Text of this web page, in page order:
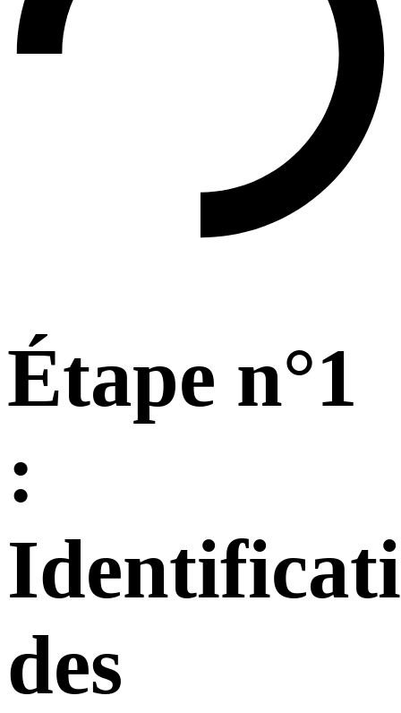
Étape n°1
:
des